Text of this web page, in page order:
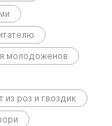
молодоженов
из роз и гвоздик